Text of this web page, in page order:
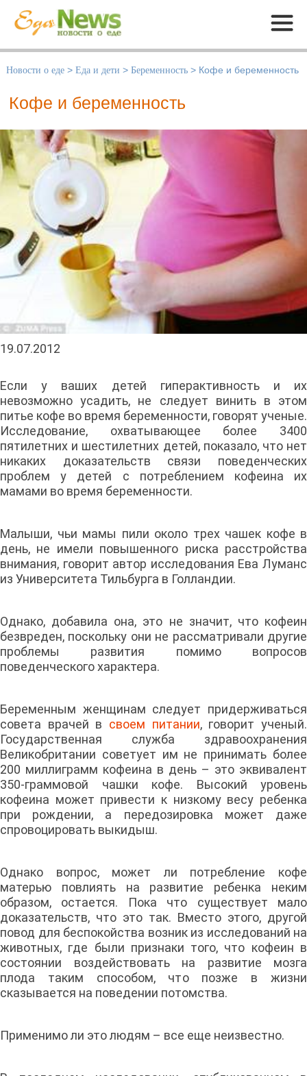
Меню
Новости о еде > Еда и дети > Беременность > Кофе и беременность
Кофе и беременность
19.07.2012
Если у ваших детей гиперактивность и их
невозможно усадить, не следует винить в этом
питье кофе во время беременности, говорят ученые.
Исследование, охватывающее более 3400
пятилетних и шестилетних детей, показало, что нет
никаких доказательств связи поведенческих
проблем у детей с потреблением кофеина их
мамами во время беременности.
Малыши, чьи мамы пили около трех чашек кофе в
день, не имели повышенного риска расстройства
внимания, говорит автор исследования Ева Луманс
из Университета Тильбурга в Голландии.
Однако, добавила она, это не значит, что кофеин
безвреден, поскольку они не рассматривали другие
проблемы развития помимо вопросов
поведенческого характера.
Беременным женщинам следует придерживаться
совета врачей в своем питании, говорит ученый.
Государственная служба здравоохранения
Великобритании советует им не принимать более
200 миллиграмм кофеина в день – это эквивалент
350-граммовой чашки кофе. Высокий уровень
кофеина может привести к низкому весу ребенка
при рождении, а передозировка может даже
спровоцировать выкидыш.
Однако вопрос, может ли потребление кофе
матерью повлиять на развитие ребенка неким
образом, остается. Пока что существует мало
доказательств, что это так. Вместо этого, другой
повод для беспокойства возник из исследований на
животных, где были признаки того, что кофеин в
состоянии воздействовать на развитие мозга
плода таким способом, что позже в жизни
сказывается на поведении потомства.
Применимо ли это людям – все еще неизвестно.